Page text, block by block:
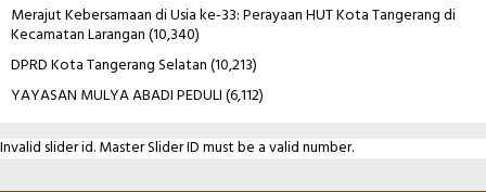
Merajut Kebersamaan di Usia ke-33: Perayaan HUT Kota Tangerang di
Kecamatan Larangan(10,340)
DPRD Kota Tangerang Selatan(10,213)
YAYASAN MULYA ABADI PEDULI(6,112)
Invalid slider id. Master Slider ID must be a valid number.